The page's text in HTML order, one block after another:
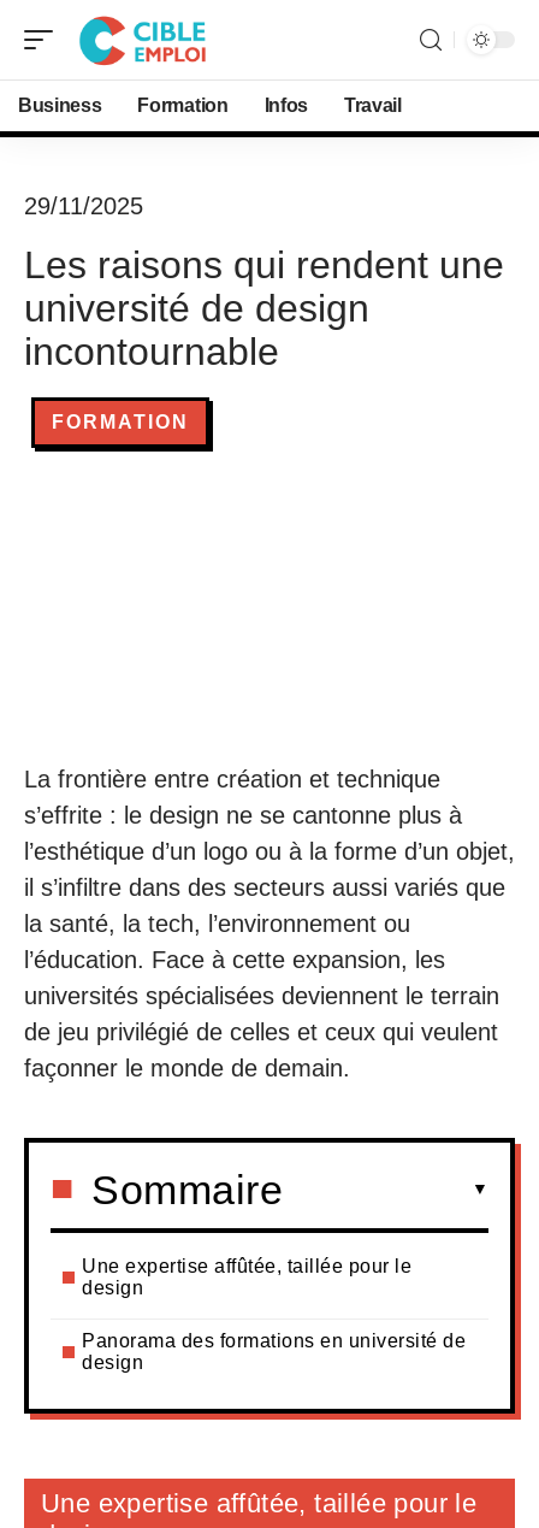
Business Formation Infos Travail
29/11/2025
Les raisons qui rendent une
université de design
incontournable
FORMATION
La frontière entre création et technique
s’effrite : le design ne se cantonne plus à
l’esthétique d’un logo ou à la forme d’un objet,
il s’infiltre dans des secteurs aussi variés que
la santé, la tech, l’environnement ou
l’éducation. Face à cette expansion, les
universités spécialisées deviennent le terrain
de jeu privilégié de celles et ceux qui veulent
façonner le monde de demain.
Sommaire
Une expertise affûtée, taillée pour le
design
Panorama des formations en université de
design
Une expertise affûtée, taillée pour le